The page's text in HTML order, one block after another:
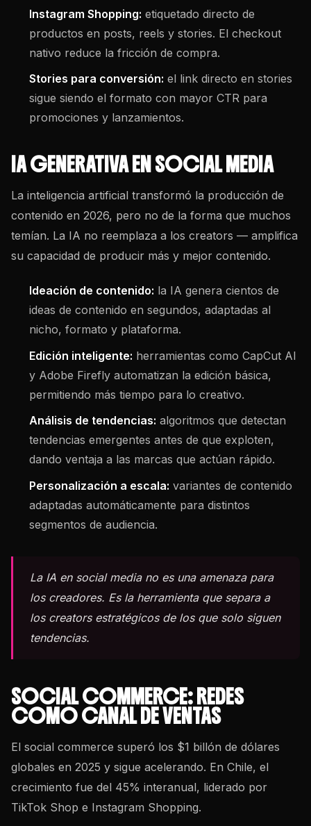
Instagram Shopping: etiquetado directo de
productos en posts, reels y stories. El checkout
nativo reduce la fricción de compra.
Stories para conversión: el link directo en stories
sigue siendo el formato con mayor CTR para
promociones y lanzamientos.
IA GENERATIVA EN SOCIAL MEDIA
La inteligencia artificial transformó la producción de
contenido en 2026, pero no de la forma que muchos
temían. La IA no reemplaza a los creators — amplifica
su capacidad de producir más y mejor contenido.
Ideación de contenido: la IA genera cientos de
ideas de contenido en segundos, adaptadas al
nicho, formato y plataforma.
Edición inteligente: herramientas como CapCut AI
y Adobe Firefly automatizan la edición básica,
permitiendo más tiempo para lo creativo.
Análisis de tendencias: algoritmos que detectan
tendencias emergentes antes de que exploten,
dando ventaja a las marcas que actúan rápido.
Personalización a escala: variantes de contenido
adaptadas automáticamente para distintos
segmentos de audiencia.
La IA en social media no es una amenaza para
los creadores. Es la herramienta que separa a
los creators estratégicos de los que solo siguen
tendencias.
SOCIAL COMMERCE: REDES
COMO CANAL DE VENTAS
El social commerce superó los $1 billón de dólares
globales en 2025 y sigue acelerando. En Chile, el
crecimiento fue del 45% interanual, liderado por
TikTok Shop e Instagram Shopping.